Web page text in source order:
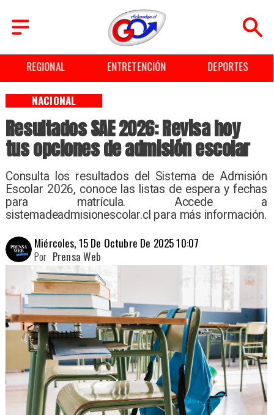
ENTRETENCIÓN DEPORTES CULTURA
Resultados SAE 2026: Revisa hoy
tus opciones de admisión escolar
Consulta los resultados del Sistema de Admisión
Escolar 2026, conoce las listas de espera y fechas
para matrícula. Accede a
sistemadeadmisionescolar.cl para más información.
NACIONAL
Miércoles, 15 De Octubre De 2025 10:07
Prensa Web
Por